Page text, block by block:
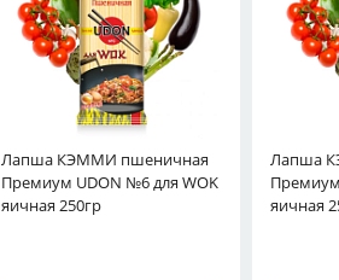
Лапша КЭММИ пшеничная
Премиум UDON №6 для WOK
яичная 250гр
Лапша
яичная